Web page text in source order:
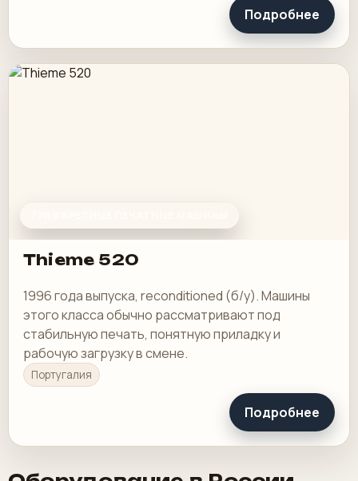
Подробнее
Thieme 520
1996 года выпуска, reconditioned (б/у). Машины
этого класса обычно рассматривают под
стабильную печать, понятную приладку и
рабочую загрузку в смене.
Португалия
Подробнее